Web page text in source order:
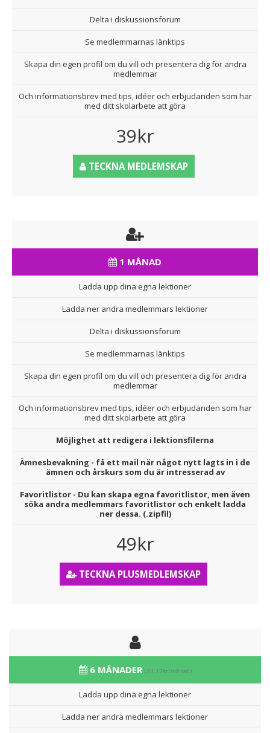
Delta i diskussionsforum
Se medlemmarnas länktips
Skapa din egen profil om du vill och presentera dig för andra
medlemmar
Och informationsbrev med tips, idéer och erbjudanden som har
med ditt skolarbete att göra
39kr
TECKNA MEDLEMSKAP
1 MÅNAD
Ladda upp dina egna lektioner
Ladda ner andra medlemmars lektioner
Delta i diskussionsforum
Se medlemmarnas länktips
Skapa din egen profil om du vill och presentera dig för andra
medlemmar
Och informationsbrev med tips, idéer och erbjudanden som har
med ditt skolarbete att göra
Möjlighet att redigera i lektionsfilerna
Ämnesbevakning - få ett mail när något nytt lagts in i de
ämnen och årskurs som du är intresserad av
Favoritlistor - Du kan skapa egna favoritlistor, men även
söka andra medlemmars favoritlistor och enkelt ladda
ner dessa. (.zipfil)
49kr
TECKNA PLUSMEDLEMSKAP
6 MÅNADER (33,17kr/månad)
Ladda upp dina egna lektioner
Ladda ner andra medlemmars lektioner